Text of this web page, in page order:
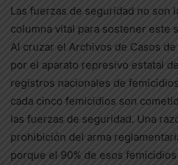
Las fuerzas de seguridad no son
columna vital para sostener este
Al cruzar el Archivos de Casos
por el aparato represivo estatal
registros nacionales de
cada cinco femicidios son
las fuerzas de seguridad. Una
prohibición del arma
porque el 90% de esos